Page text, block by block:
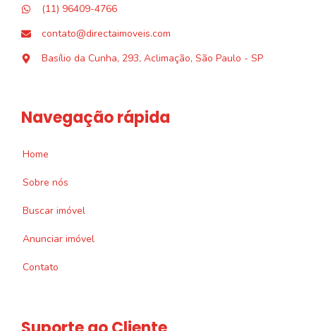
(11) 96409-4766
contato@directaimoveis.com
Basílio da Cunha, 293, Aclimação, São Paulo - SP
Navegação rápida
Home
Sobre nós
Buscar imóvel
Anunciar imóvel
Contato